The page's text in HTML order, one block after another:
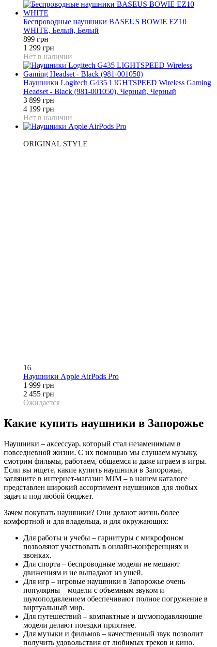
Беспроводные наушники BASEUS BOWIE EZ10
WHITE, Белый, Белый
899 грн
1 299 грн
Нет в наличии
Наушники Logitech G435 LIGHTSPEED Wireless Gaming
Headset - Black (981-001050), Черный, Черный
3 899 грн
4 199 грн
Нет в наличии
ORIGINAL STYLE
16
Наушники Apple AirPods Pro
1 999 грн
2 455 грн
Ожидается
Какие купить наушники в Запорожье
Наушники – аксессуар, который стал незаменимым в
повседневной жизни. С их помощью мы слушаем музыку,
смотрим фильмы, работаем, общаемся и даже играем в игры.
Если вы ищете, какие купить наушники в Запорожье,
загляните в интернет-магазин MJM – в нашем каталоге
представлен широкий ассортимент наушников для любых
задач и под любой бюджет.
Зачем покупать наушники? Они делают жизнь более
комфортной и для владельца, и для окружающих:
Для работы и учебы – гарнитуры с микрофоном
позволяют участвовать в онлайн-конференциях и
звонках.
Для спорта – беспроводные модели не мешают
движениям и не выпадают из ушей.
Для игр – игровые наушники в Запорожье очень
популярны – модели с объемным звуком и
шумоподавлением обеспечивают полное погружение в
виртуальный мир.
Для путешествий – компактные и шумоподавляющие
модели делают поездки приятнее.
Для музыки и фильмов – качественный звук позволит
получить удовольствия от любимых треков и кино.